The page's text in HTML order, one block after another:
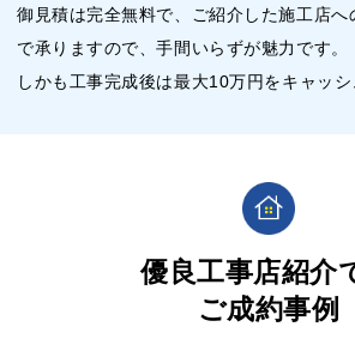
御見積は完全無料で、ご紹介した施工店へ
で承りますので、手間いらずが魅力です。
しかも工事完成後は最大10万円をキャッシ
優良工事店紹介
ご成約事例